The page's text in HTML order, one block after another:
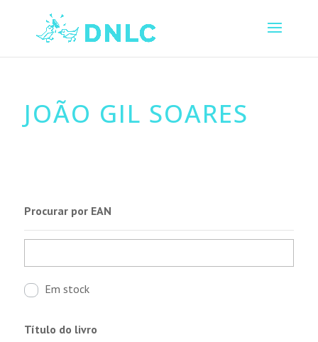
JOÃO GIL SOARES
Procurar por EAN
Em stock
Título do livro